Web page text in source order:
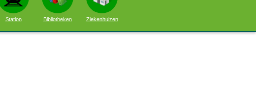
Station Bibliotheken Ziekenhuizen